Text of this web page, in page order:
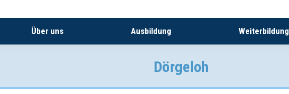
Über uns Ausbildung Weiterbildung
Dörgeloh